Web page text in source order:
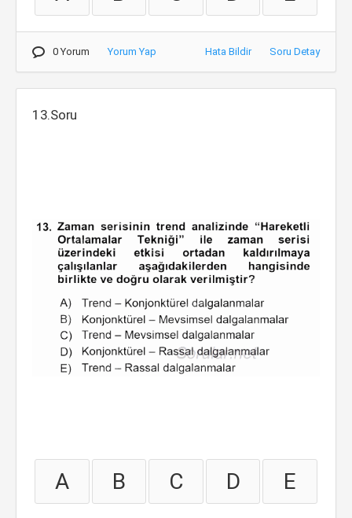
0 Yorum Yorum Yap Hata Bildir Soru Detay
13.Soru
A B C D E